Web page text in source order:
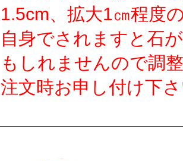
1.5cm、拡大1㎝程度
自身でされますと石
もしれませんので調
注文時お申し付け下